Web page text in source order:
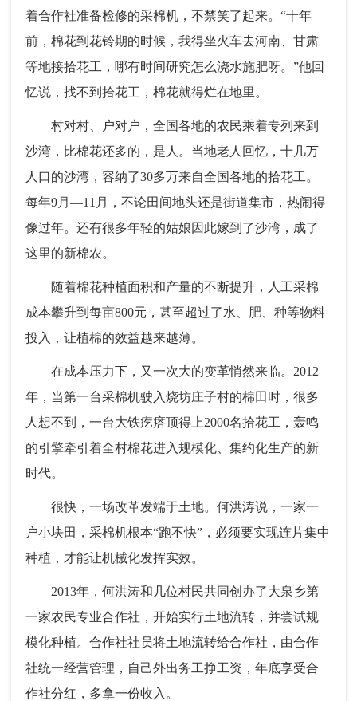
着合作社准备检修的采棉机，不禁笑了起来。“十年
前，棉花到花铃期的时候，我得坐火车去河南、甘肃
等地接拾花工，哪有时间研究怎么浇水施肥呀。”他回
忆说，找不到拾花工，棉花就得烂在地里。
村对村、户对户，全国各地的农民乘着专列来到
沙湾，比棉花还多的，是人。当地老人回忆，十几万
人口的沙湾，容纳了30多万来自全国各地的拾花工。
每年9月—11月，不论田间地头还是街道集市，热闹得
像过年。还有很多年轻的姑娘因此嫁到了沙湾，成了
这里的新棉农。
随着棉花种植面积和产量的不断提升，人工采棉
成本攀升到每亩800元，甚至超过了水、肥、种等物料
投入，让植棉的效益越来越薄。
在成本压力下，又一次大的变革悄然来临。2012
年，当第一台采棉机驶入烧坊庄子村的棉田时，很多
人想不到，一台大铁疙瘩顶得上2000名拾花工，轰鸣
的引擎牵引着全村棉花进入规模化、集约化生产的新
时代。
很快，一场改革发端于土地。何洪涛说，一家一
户小块田，采棉机根本“跑不快”，必须要实现连片集中
种植，才能让机械化发挥实效。
2013年，何洪涛和几位村民共同创办了大泉乡第
一家农民专业合作社，开始实行土地流转，并尝试规
模化种植。合作社社员将土地流转给合作社，由合作
社统一经营管理，自己外出务工挣工资，年底享受合
作社分红，多拿一份收入。